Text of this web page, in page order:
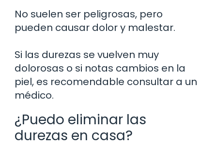
No suelen ser peligrosas, pero
pueden causar dolor y malestar.
Si las durezas se vuelven muy
dolorosas o si notas cambios en la
piel, es recomendable consultar a un
médico.
¿Puedo eliminar las
durezas en casa?